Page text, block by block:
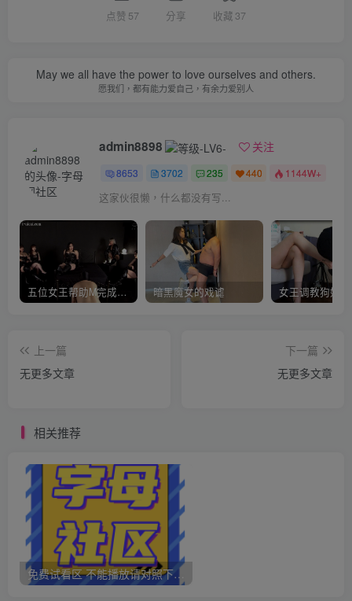
点赞 57 分享 收藏 37
May we all have the power to love ourselves and others.
愿我们，都有能力爱自己，有余力爱别人
admin8898 关注
8653 3702 235 440 1144W+
这家伙很懒，什么都没有写...
五位女王帮助M完成愿望 暗黑魔女的戏谑
上一篇
无更多文章
下一篇
无更多文章
相关推荐
免费试看区 不能播放请对照下面问题 如果还是不能播放请不要充值